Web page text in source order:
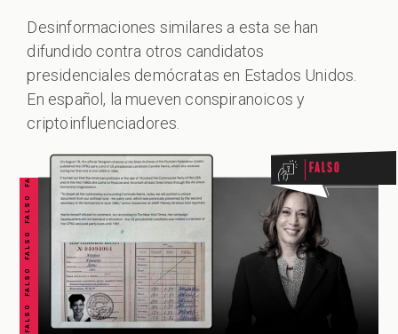
Desinformaciones similares a esta se han
difundido contra otros candidatos
presidenciales demócratas en Estados Unidos.
En español, la mueven conspiranoicos y
criptoinfluenciadores.
FALSO FALSO FALSO FALSO FALSO FALSO FALSO Falso